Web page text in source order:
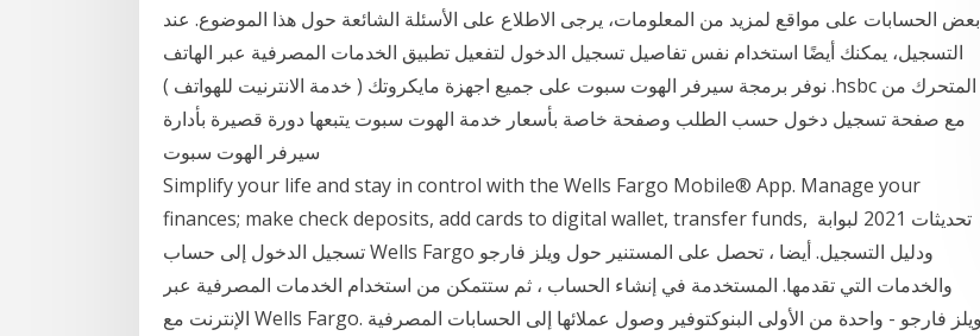
بعض الحسابات على مواقع لمزيد من المعلومات، يرجى الاطلاع على الأسئلة الشائعة حول هذا الموضوع. عند
التسجيل، يمكنك أيضًا استخدام نفس تفاصيل تسجيل الدخول لتفعيل ‏‫تطبيق الخدمات المصرفية عبر الهاتف
المتحرك من hsbc. نوفر برمجة سيرفر الهوت سبوت على جميع اجهزة مايكروتك ( خدمة الانترنيت للهواتف )
مع صفحة تسجيل دخول حسب الطلب وصفحة خاصة بأسعار خدمة الهوت سبوت يتبعها دورة قصيرة بأدارة
سيرفر الهوت سبوت
Simplify your life and stay in control with the Wells Fargo Mobile® App. Manage your
finances; make check deposits, add cards to digital wallet, transfer funds, تحديثات 2021 لبوابة
تسجيل الدخول إلى حساب Wells Fargo ودليل التسجيل. أيضا ، تحصل على المستنير حول ويلز فارجو
والخدمات التي تقدمها. المستخدمة في إنشاء الحساب ، ثم ستتمكن من استخدام الخدمات المصرفية عبر
الإنترنت مع Wells Fargo. ويلز فارجو - واحدة من الأولى البنوكتوفير وصول عملائها إلى الحسابات المصرفية